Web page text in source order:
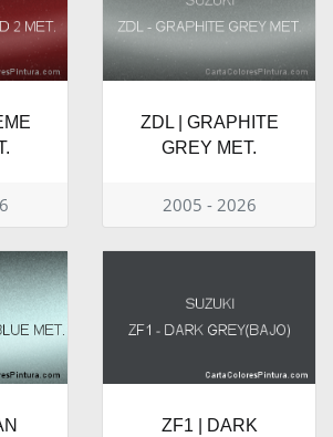
ZDL | GRAPHITE
GREY MET.
2005 - 2026
ZF1 | DARK